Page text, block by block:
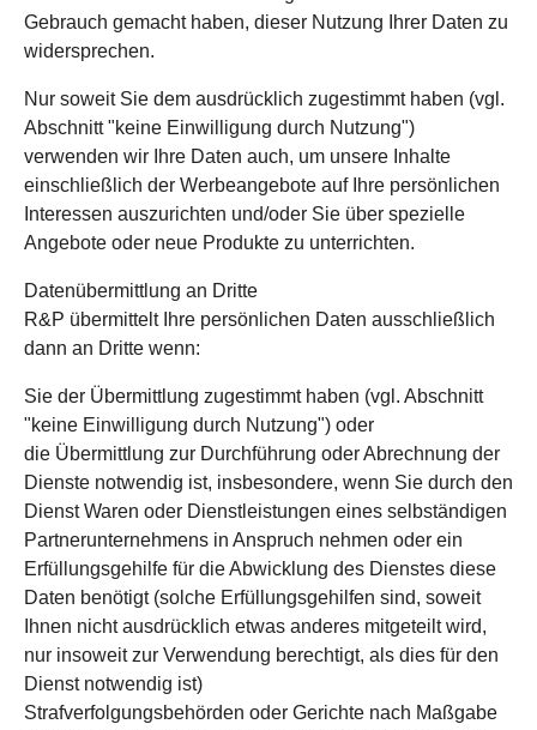
Gebrauch gemacht haben, dieser Nutzung Ihrer Daten zu
widersprechen.
Nur soweit Sie dem ausdrücklich zugestimmt haben (vgl.
Abschnitt "keine Einwilligung durch Nutzung")
verwenden wir Ihre Daten auch, um unsere Inhalte
einschließlich der Werbeangebote auf Ihre persönlichen
Interessen auszurichten und/oder Sie über spezielle
Angebote oder neue Produkte zu unterrichten.
Datenübermittlung an Dritte
R&P übermittelt Ihre persönlichen Daten ausschließlich
dann an Dritte wenn:
Sie der Übermittlung zugestimmt haben (vgl. Abschnitt
"keine Einwilligung durch Nutzung") oder
die Übermittlung zur Durchführung oder Abrechnung der
Dienste notwendig ist, insbesondere, wenn Sie durch den
Dienst Waren oder Dienstleistungen eines selbständigen
Partnerunternehmens in Anspruch nehmen oder ein
Erfüllungsgehilfe für die Abwicklung des Dienstes diese
Daten benötigt (solche Erfüllungsgehilfen sind, soweit
Ihnen nicht ausdrücklich etwas anderes mitgeteilt wird,
nur insoweit zur Verwendung berechtigt, als dies für den
Dienst notwendig ist)
Strafverfolgungsbehörden oder Gerichte nach Maßgabe